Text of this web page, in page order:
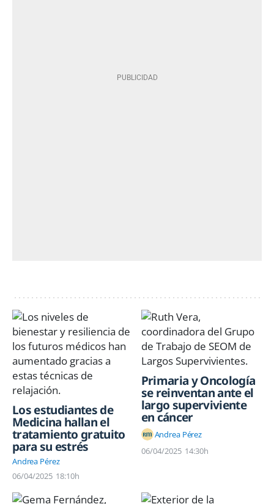
Los estudiantes de
Medicina hallan el
tratamiento gratuito
para su estrés
Andrea Pérez
06/04/2025 18:10h
Primaria y Oncología
se reinventan ante el
largo superviviente
en cáncer
Andrea Pérez
06/04/2025 14:30h